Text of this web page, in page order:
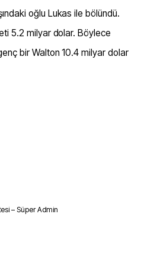
oğlu Lukas ile bölündü.
5.2 milyar dolar. Böylece
bir Walton 10.4 milyar dolar
– Süper Admin